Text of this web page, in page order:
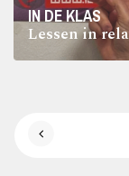
IN DE KLAS
Lessen in